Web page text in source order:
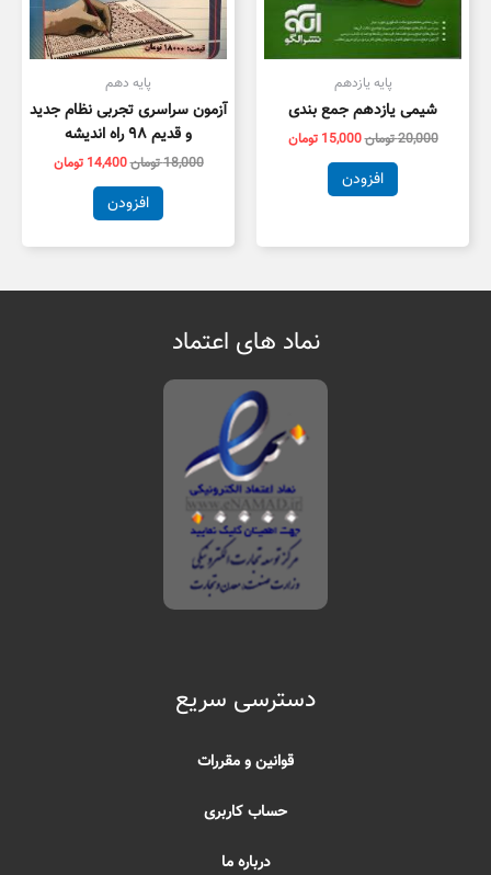
پایه یازدهم
شیمی یازدهم جمع بندی
20,000تومان15,000 تومان
افزودن
پایه دهم
آزمون سراسری تجربی نظام جدید
و قدیم ۹۸ راه اندیشه
18,000تومان14,400 تومان
افزودن
نماد های اعتماد
دسترسی سریع
قوانین و مقررات
حساب کاربری
درباره ما